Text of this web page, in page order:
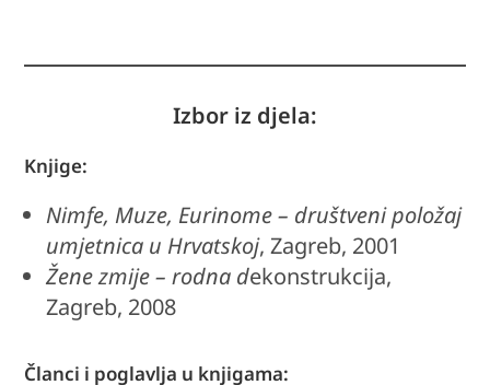
Izbor iz djela:
Knjige:
Nimfe, Muze, Eurinome – društveni položaj
umjetnica u Hrvatskoj, Zagreb, 2001
Žene zmije – rodna dekonstrukcija,
Zagreb, 2008
Članci i poglavlja u knjigama: